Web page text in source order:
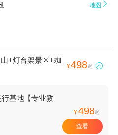
地图 
+灯台架景区+蜘
¥498起 
基地【专业教
¥498起
查看